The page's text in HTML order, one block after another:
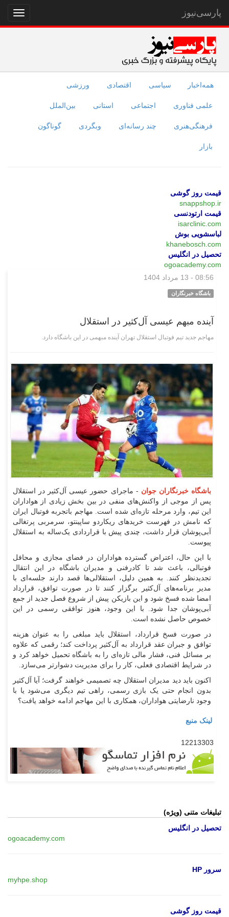
نمایش
منو
پارسی‌نیوز
همه‌اخبار سیاسی اقتصادی ورزشی
علمی فناوری اجتماعی استانی بین‌الملل
فرهنگی‌هنری چند رسانه‌ای وبگردی گوناگون
بازار
قیمت روز گوشی
snappshop.ir
قیمت ارتودنسی
isarclinic.com
لباسشویی بوش
khanebosch.com
تحصیل در انگلیس
ogoacademy.com
08:56 - 13 مرداد 1404
باشگاه خبرنگاران
آینده مبهم عیسی آل‌کثیر در استقلال
مهاجم جدید تیم فوتبال استقلال تهران آینده مبهمی در این باشگاه دارد.
باشگاه خبرنگاران جوان - ماجرای حضور عیسی آل‌کثیر در استقلال
پس از موجی از واکنش‌های منفی در بین بخش زیادی از هواداران
این تیم، وارد مرحله تازه‌ای شده است. مهاجم باتجربه فوتبال ایران
که نامش در فهرست خرید‌های ریکاردو ساپینتو، سرمربی پرتغالی
آبی‌پوشان قرار داشت، چندی پیش با قراردادی یک‌ساله به استقلال
پیوست.
با این حال، اعتراض گسترده هواداران در فضای مجازی و محافل
فوتبالی، باعث شد تا کادرفنی و مدیران باشگاه در این انتقال
تجدیدنظر کنند. به همین دلیل، استقلالی‌ها قصد دارند جلسه‌ای با
مدیر برنامه‌های آل‌کثیر برگزار کنند تا در صورت توافق، قرارداد
امضا شده فسخ شود و این بازیکن پیش از شروع فصل جدید از جمع
آبی‌پوشان جدا شود. با این وجود، هنوز توافقی رسمی در این
خصوص حاصل نشده است.
در صورت فسخ قرارداد، استقلال باید مبلغی را به عنوان هزینه
توافق و جبران عقد قرارداد به آل‌کثیر پرداخت کند؛ رقمی که علاوه
بر مسائل فنی، فشار مالی تازه‌ای را به باشگاه تحمیل خواهد کرد و
در شرایط اقتصادی فعلی، کار را برای مدیریت دشوارتر می‌سازد.
اکنون باید دید مدیران استقلال چه تصمیمی خواهند گرفت؛ آیا آل‌کثیر
بدون انجام حتی یک بازی رسمی، راهی تیم دیگری می‌شود یا با
وجود نارضایتی هواداران، همکاری با این مهاجم ادامه خواهد یافت؟
لینک منبع
12213303
تبلیغات متنی (ویژه)
تحصیل در انگلیس
ogoacademy.com
سرور HP
myhpe.shop
قیمت روز گوشی